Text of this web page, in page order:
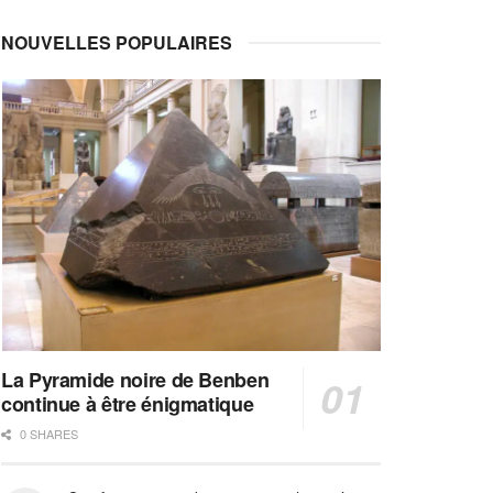
NOUVELLES POPULAIRES
La Pyramide noire de Benben
continue à être énigmatique
0 SHARES